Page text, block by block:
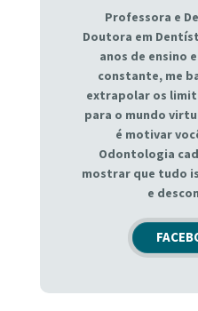
Professora e
Doutora em
anos de ensino
constante, me
extrapolar os
para o mundo
é motivar
Odontologia
mostrar que tudo
e